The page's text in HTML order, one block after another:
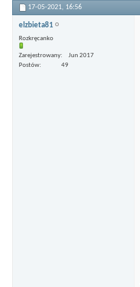
17-05-2021, 16:56
elzbieta81
Rozkręcanko
Zarejestrowany
Jun 2017
Postów
49